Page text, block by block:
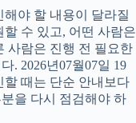
야 할 내용이 달라질
수 있고, 어떤 사람은
사람은 진행 전 필요한
. 2026년07월07일 19
때는 단순 안내보다
을 다시 점검해야 하